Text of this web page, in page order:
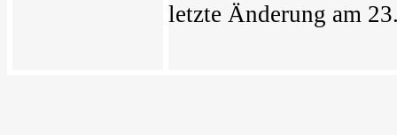
letzte Änderung am